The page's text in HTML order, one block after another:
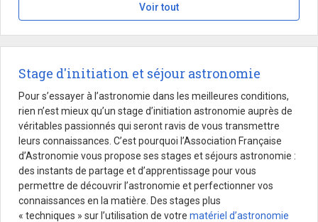
Voir tout
Stage d'initiation et séjour astronomie
Pour s’essayer à l’astronomie dans les meilleures conditions,
rien n’est mieux qu’un stage d’initiation astronomie auprès de
véritables passionnés qui seront ravis de vous transmettre
leurs connaissances. C’est pourquoi l’Association Française
d’Astronomie vous propose ses stages et séjours astronomie :
des instants de partage et d’apprentissage pour vous
permettre de découvrir l’astronomie et perfectionner vos
connaissances en la matière. Des stages plus
« techniques » sur l’utilisation de votre matériel d’astronomie